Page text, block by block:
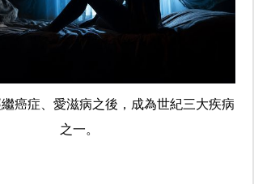
癌症、愛滋病之後，成為世紀三大疾病
之一。